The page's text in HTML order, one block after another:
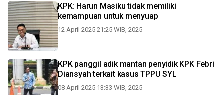
KPK: Harun Masiku tidak memiliki
kemampuan untuk menyuap
12 April 2025 21:25 WIB, 2025
KPK panggil adik mantan penyidik KPK Febri
Diansyah terkait kasus TPPU SYL
08 April 2025 13:33 WIB, 2025